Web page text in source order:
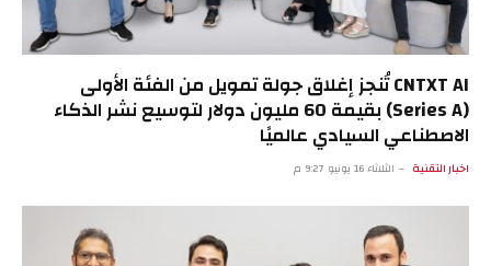
CNTXT AI تُنجز إغلاق جولة تمويل من الفئة الأولى
(Series A) بقيمة 60 مليون دولار لتوسيع نشر الذكاء
الاصطناعي السيادي عالميًا
اخبار التقنية الثلاثاء 16 يونيو 9:27 م